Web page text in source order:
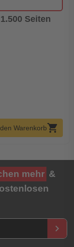
Seiten
Warenkorbshopping_cart
mehr &
keyboard_arrow_right